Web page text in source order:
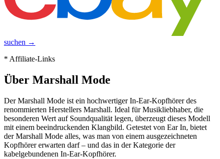
suchen →
* Affiliate-Links
Über Marshall Mode
Der Marshall Mode ist ein hochwertiger In-Ear-Kopfhörer des
renommierten Herstellers Marshall. Ideal für Musikliebhaber, die
besonderen Wert auf Soundqualität legen, überzeugt dieses Modell
mit einem beeindruckenden Klangbild. Getestet von Ear In, bietet
der Marshall Mode alles, was man von einem ausgezeichneten
Kopfhörer erwarten darf – und das in der Kategorie der
kabelgebundenen In-Ear-Kopfhörer.